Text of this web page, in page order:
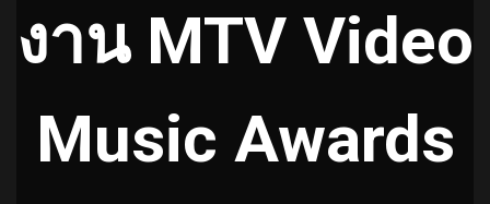
งาน MTV Video
Music Awards